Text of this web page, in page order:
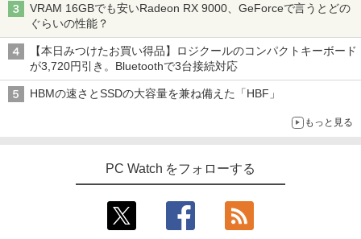
VRAM 16GBでも安いRadeon RX 9000、GeForceで言うとどの
ぐらいの性能？
【本日みつけたお買い得品】ロジクールのコンパクトキーボード
が3,720円引き。Bluetoothで3台接続対応
HBMの速さとSSDの大容量を兼ね備えた「HBF」
もっと見る
PC Watch をフォローする